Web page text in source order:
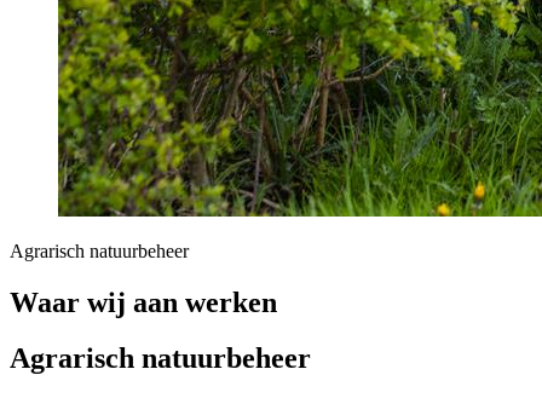
Agrarisch natuurbeheer
Waar wij aan werken
Agrarisch natuurbeheer